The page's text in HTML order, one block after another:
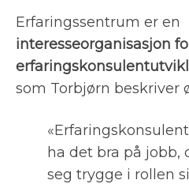
Erfaringssentrum er en
interesseorganisasjon
som Torbjørn beskriver
ha det bra på jobb,
seg trygge i rollen